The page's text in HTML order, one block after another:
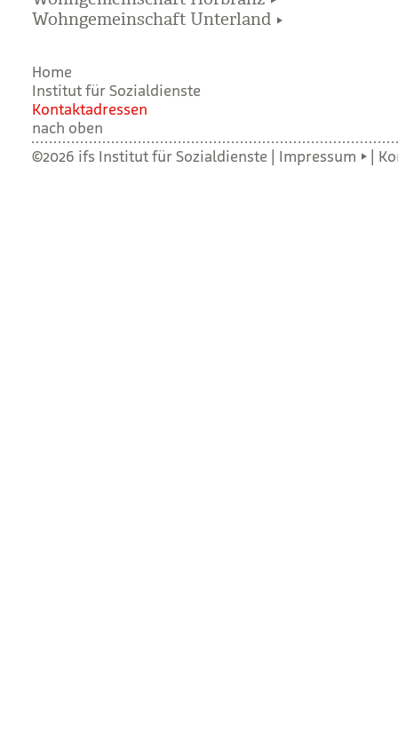
Wohngemeinschaft Unterland
Home
Institut für Sozialdienste
Kon­takt­adres­sen
nach oben
©2026 ifs Institut für Sozialdienste | Impressum